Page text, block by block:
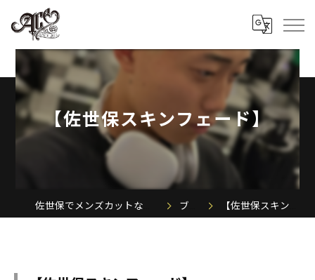
【佐世保スキンフェード】
ブログ 【佐世保スキンフェード】